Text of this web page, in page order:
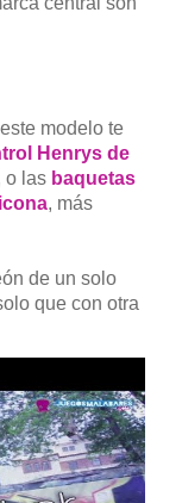
modelo te
Henrys de
o las baquetas
, más
de un solo
que con otra